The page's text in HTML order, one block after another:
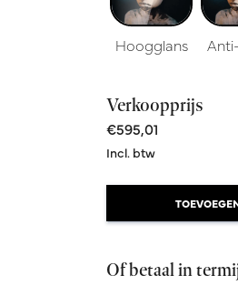
Hoogglans
Verkoopprijs
€595,01
Incl. btw
Of betaal in